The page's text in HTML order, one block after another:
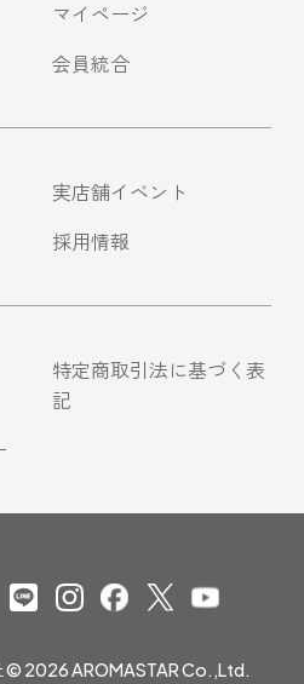
マイページ
会員統合
実店舗イベント
採用情報
特定商取引法に基づく表
記
© 2026 AROMASTAR Co.,Ltd.